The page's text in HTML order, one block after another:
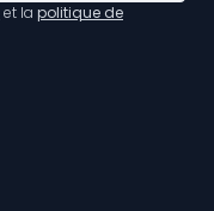
et la politique de